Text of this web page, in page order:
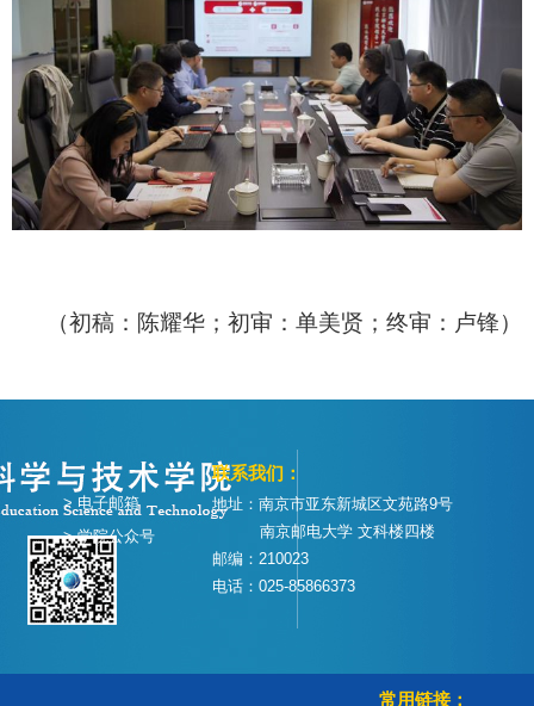
（初稿：陈耀华；初审：单美贤；终审：卢锋）
联系我们：
地址：南京市亚东新城区文苑路9号
南京邮电大学 文科楼四楼
邮编：210023
电话：025-85866373
> 电子邮箱
> 学院公众号
常用链接：